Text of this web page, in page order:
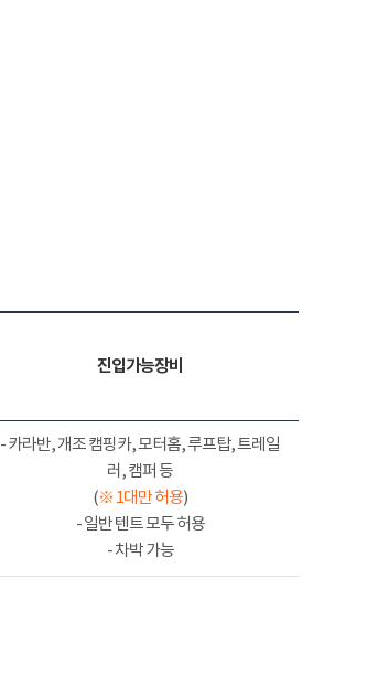
진입가능장비
- 카라반, 개조 캠핑카, 모터홈, 루프탑, 트레일
러, 캠퍼 등
(※ 1대만 허용)
- 일반 텐트 모두 허용
- 차박 가능